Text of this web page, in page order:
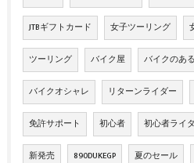
JTBギフトカード 女子ツーリング
ツーリング バイク屋 バイクのあ
バイクオシャレ リターンライダー
免許サポート 初心者 初心者ライ
新発売 890DUKEGP 夏のセール